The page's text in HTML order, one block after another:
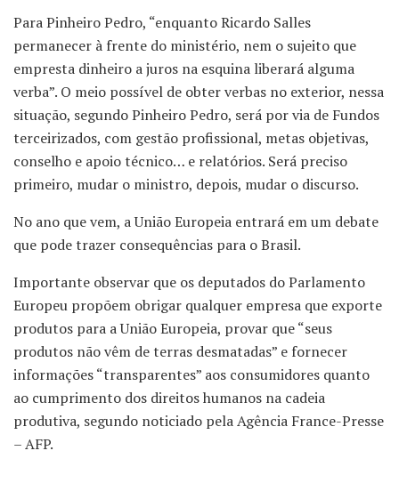
Para Pinheiro Pedro, “enquanto Ricardo Salles
permanecer à frente do ministério, nem o sujeito que
empresta dinheiro a juros na esquina liberará alguma
verba”. O meio possível de obter verbas no exterior, nessa
situação, segundo Pinheiro Pedro, será por via de Fundos
terceirizados, com gestão profissional, metas objetivas,
conselho e apoio técnico… e relatórios. Será preciso
primeiro, mudar o ministro, depois, mudar o discurso.
No ano que vem, a União Europeia entrará em um debate
que pode trazer consequências para o Brasil.
Importante observar que os deputados do Parlamento
Europeu propõem obrigar qualquer empresa que exporte
produtos para a União Europeia, provar que “seus
produtos não vêm de terras desmatadas” e fornecer
informações “transparentes” aos consumidores quanto
ao cumprimento dos direitos humanos na cadeia
produtiva, segundo noticiado pela Agência France-Presse
– AFP.